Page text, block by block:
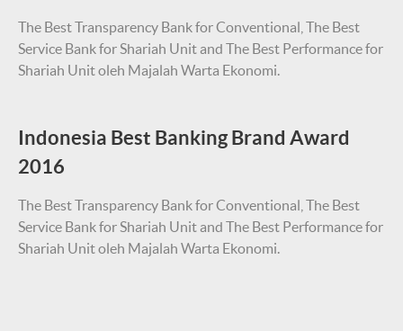
The Best Transparency Bank for Conventional, The Best
Service Bank for Shariah Unit and The Best Performance for
Shariah Unit oleh Majalah Warta Ekonomi.
Indonesia Best Banking Brand Award
2016
The Best Transparency Bank for Conventional, The Best
Service Bank for Shariah Unit and The Best Performance for
Shariah Unit oleh Majalah Warta Ekonomi.